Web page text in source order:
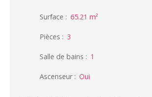
Surface : 65.21 m²
Pièces : 3
Salle de bains : 1
Ascenseur: Oui